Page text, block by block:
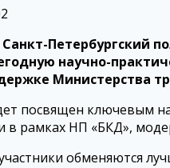
Санкт-Петербургский
научно-
Министерства
посвящен ключевым
в рамках НП «БКД»,
обменяются